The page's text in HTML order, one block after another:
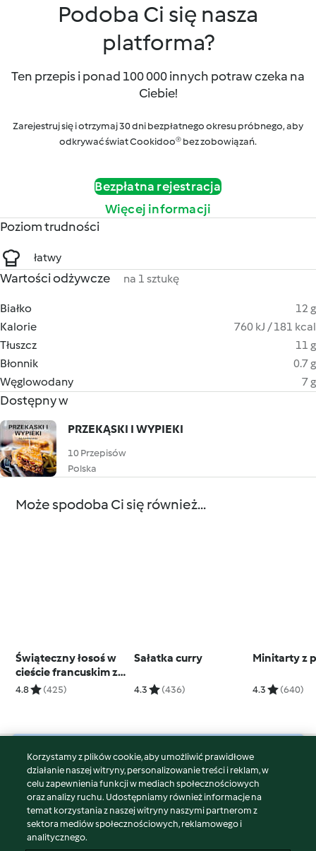
Podoba Ci się nasza
platforma?
Ten przepis i ponad 100 000 innych potraw czeka na
Ciebie!
Zarejestruj się i otrzymaj 30 dni bezpłatnego okresu próbnego, aby
odkrywać świat Cookidoo® bez zobowiązań.
Bezpłatna rejestracja
Więcej informacji
Poziom trudności
łatwy
Wartości odżywcze na 1 sztukę
Białko
12 g
Kalorie
760 kJ / 181 kcal
Tłuszcz
11 g
Błonnik
0.7 g
Węglowodany
7 g
Dostępny w
PRZEKĄSKI I WYPIEKI
10 Przepisów
Polska
Może spodoba Ci się również...
Świąteczny łosoś w
cieście francuskim z
sosem berneńskim
4.8 (425)
Sałatka curry
4.3 (436)
Minitarty z
4.3 (640)
© Copyright 2026
Warunki korzystania
Polityka prywatności
Disclaimer
Znak wydawcy
Korzystamy z plików cookie, aby umożliwić prawidłowe
działanie naszej witryny, personalizowanie treści i reklam, w
celu zapewnienia funkcji w mediach społecznościowych
oraz analizy ruchu. Udostępniamy również informacje na
temat korzystania z naszej witryny naszymi partnerom z
sektora mediów społecznościowych, reklamowego i
analitycznego.